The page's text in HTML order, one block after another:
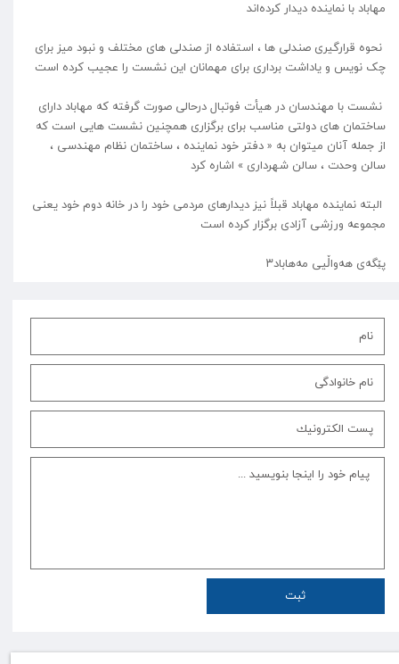
مهاباد با نماینده دیدار کرده‌اند
نحوه قرارگیری صندلی ها ، استفاده از صندلی‌ های مختلف و نبود میز برای
چک نویس و یاداشت برداری برای مهمانان این نشست را عجیب کرده است
نشست با مهندسان در هیأت فوتبال درحالی صورت گرفته که مهاباد دارای
ساختمان های دولتی مناسب برای برگزاری همچنین نشست هایی است که
از جمله آنان میتوان به « دفتر خود نماینده ، ساختمان نظام مهندسی ،
سالن وحدت ، سالن شهرداری » اشاره کرد
البته نماینده مهاباد قبلاً نیز دیدارهای مردمی خود را در خانه دوم خود یعنی
مجموعه ورزشی آزادی برگزار کرده است
پێگەی هەواڵیی مەهاباد۳
ثبت